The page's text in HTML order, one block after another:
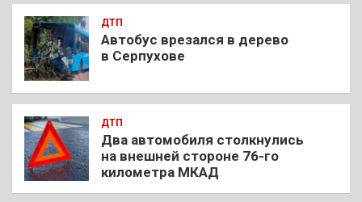
ДТП
Автобус врезался в дерево
в Серпухове
ДТП
Два автомобиля столкнулись
на внешней стороне 76-го
километра МКАД